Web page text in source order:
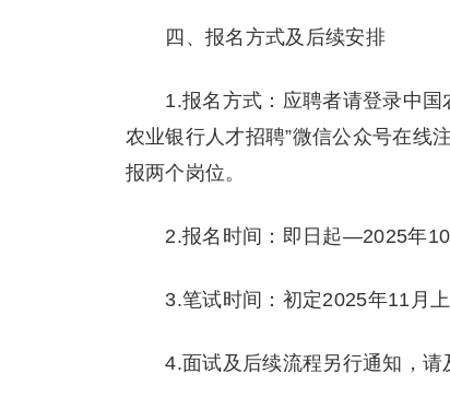
四、报名方式及后续安排
1.报名方式：应聘者请登录中国
农业银行人才招聘”微信公众号在线
报两个岗位。
2.报名时间：即日起—2025年10
3.笔试时间：初定2025年11月
4.面试及后续流程另行通知，请